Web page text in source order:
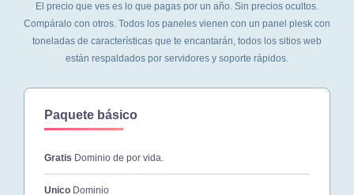
El precio que ves es lo que pagas por un año. Sin precios ocultos.
Compáralo con otros. Todos los paneles vienen con un panel plesk con
toneladas de características que te encantarán, todos los sitios web
están respaldados por servidores y soporte rápidos.
Paquete básico
Gratis Dominio de por vida.
Unico Dominio